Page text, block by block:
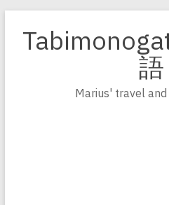
Inhalt
springen
語
Marius' travel